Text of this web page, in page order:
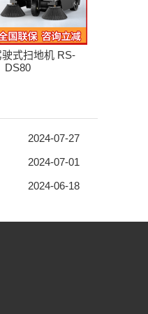
式扫地机 RS-
DS80
2024-07-27
2024-07-01
2024-06-18